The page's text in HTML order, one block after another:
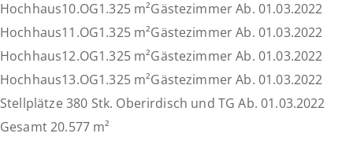
Hochhaus10.OG1.325 m²Gästezimmer Ab. 01.03.2022
Hochhaus11.OG1.325 m²Gästezimmer Ab. 01.03.2022
Hochhaus12.OG1.325 m²Gästezimmer Ab. 01.03.2022
Hochhaus13.OG1.325 m²Gästezimmer Ab. 01.03.2022
Stellplätze 380 Stk. Oberirdisch und TG Ab. 01.03.2022
Gesamt 20.577 m²